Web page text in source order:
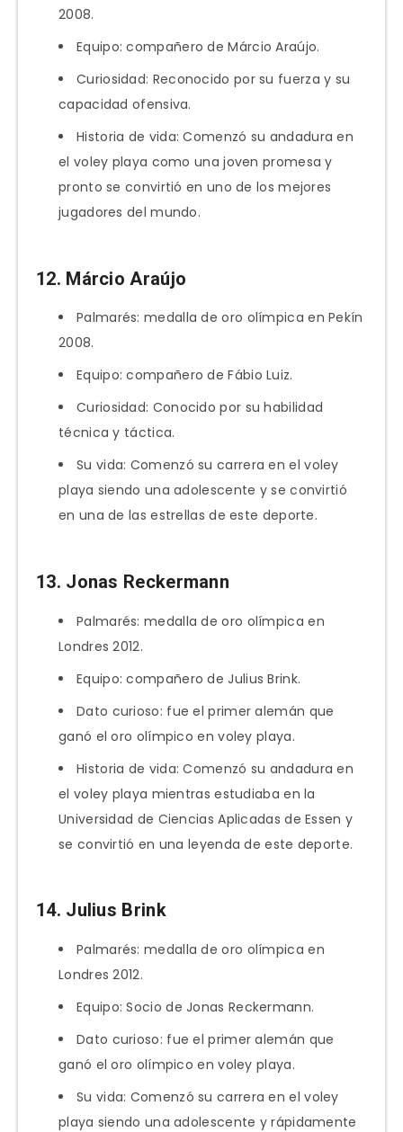
2008.
Equipo: compañero de Márcio Araújo.
Curiosidad: Reconocido por su fuerza y su
capacidad ofensiva.
Historia de vida: Comenzó su andadura en
el voley playa como una joven promesa y
pronto se convirtió en uno de los mejores
jugadores del mundo.
12. Márcio Araújo
Palmarés: medalla de oro olímpica en Pekín
2008.
Equipo: compañero de Fábio Luiz.
Curiosidad: Conocido por su habilidad
técnica y táctica.
Su vida: Comenzó su carrera en el voley
playa siendo una adolescente y se convirtió
en una de las estrellas de este deporte.
13. Jonas Reckermann
Palmarés: medalla de oro olímpica en
Londres 2012.
Equipo: compañero de Julius Brink.
Dato curioso: fue el primer alemán que
ganó el oro olímpico en voley playa.
Historia de vida: Comenzó su andadura en
el voley playa mientras estudiaba en la
Universidad de Ciencias Aplicadas de Essen y
se convirtió en una leyenda de este deporte.
14. Julius Brink
Palmarés: medalla de oro olímpica en
Londres 2012.
Equipo: Socio de Jonas Reckermann.
Dato curioso: fue el primer alemán que
ganó el oro olímpico en voley playa.
Su vida: Comenzó su carrera en el voley
playa siendo una adolescente y rápidamente